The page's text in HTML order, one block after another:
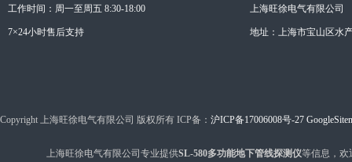
工作时间：周一至周五 8:30-18:00
7×24小时售后支持
上海旺徐电气有限公司
地址：上海市宝山区水
Copyright 上海旺徐电气有限公司 版权所有 ICP备： 沪ICP备17006008号-27
上海旺徐电气有限公司专业提供SL-580多功能地下管线探测仪等信息，欢